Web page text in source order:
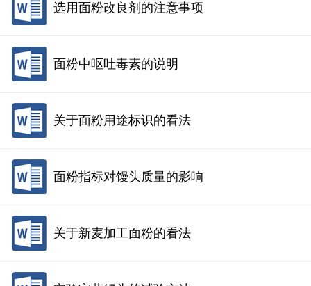
选用面粉改良剂的注意事项
面粉中呕吐毒素的说明
关于面粉用途标识的看法
面粉指标对馒头质量的影响
关于新麦加工面粉的看法